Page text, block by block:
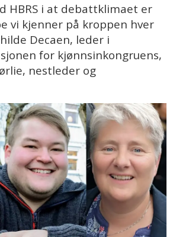
HBRS i at debattklimaet er
vi kjenner på kroppen hver
Decaen, leder i
for kjønnsinkongruens,
nestleder og